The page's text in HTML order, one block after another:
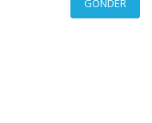
GÖNDER